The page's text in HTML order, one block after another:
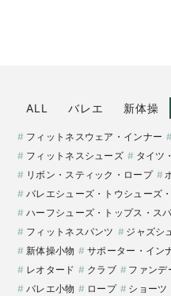
ALL バレエ 新体操
フィットネスウェア・インナー
フィットネスシューズ
タイツ
リボン・スティック・ロープ
バレエシューズ・トウシューズ
ハーフシューズ・トップス・ス
フィットネスパンツ
ジャズシ
新体操小物
サポーター・イン
レオタード
クラブ ファンデ
バレエ小物
ロープ ショーツ